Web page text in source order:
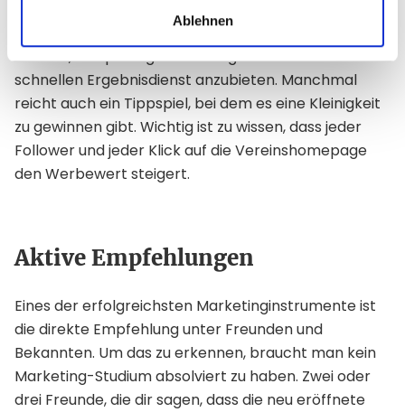
Ablehnen
gelegentlich zu besuchen. Dazu kann es schon
reichen, an Spieltagen eurer Liga einen besonders
schnellen Ergebnisdienst anzubieten. Manchmal
reicht auch ein Tippspiel, bei dem es eine Kleinigkeit
zu gewinnen gibt. Wichtig ist zu wissen, dass jeder
Follower und jeder Klick auf die Vereinshomepage
den Werbewert steigert.
Aktive Empfehlungen
Eines der erfolgreichsten Marketinginstrumente ist
die direkte Empfehlung unter Freunden und
Bekannten. Um das zu erkennen, braucht man kein
Marketing-Studium absolviert zu haben. Zwei oder
drei Freunde, die dir sagen, dass die neu eröffnete